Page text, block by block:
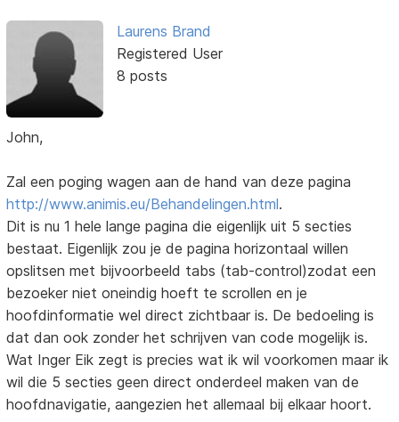
Laurens Brand
Registered User
8 posts
John,
Zal een poging wagen aan de hand van deze pagina
http://www.animis.eu/Behandelingen.html.
Dit is nu 1 hele lange pagina die eigenlijk uit 5 secties
bestaat. Eigenlijk zou je de pagina horizontaal willen
opslitsen met bijvoorbeeld tabs (tab-control)zodat een
bezoeker niet oneindig hoeft te scrollen en je
hoofdinformatie wel direct zichtbaar is. De bedoeling is
dat dan ook zonder het schrijven van code mogelijk is.
Wat Inger Eik zegt is precies wat ik wil voorkomen maar ik
wil die 5 secties geen direct onderdeel maken van de
hoofdnavigatie, aangezien het allemaal bij elkaar hoort.